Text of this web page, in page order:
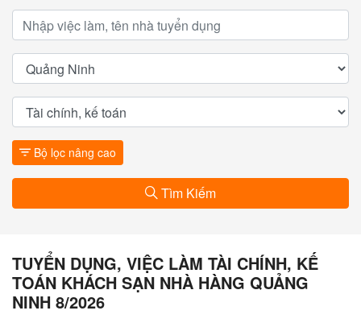
Bộ lọc nâng cao
Tìm Kiếm
TUYỂN DỤNG, VIỆC LÀM TÀI CHÍNH, KẾ
TOÁN KHÁCH SẠN NHÀ HÀNG QUẢNG
NINH 8/2026